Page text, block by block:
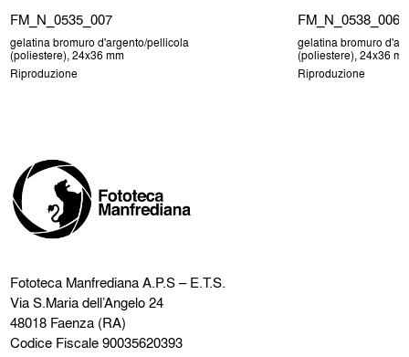
FM_N_0535_007
gelatina bromuro d'argento/pellicola
(poliestere), 24x36 mm
Riproduzione
FM_N_0538_006
gelatina bromuro
(poliestere), 24x36
Riproduzione
Fototeca ManfredianaA.P.S – E.T.S.
Via S.Maria dell’Angelo 24
48018 Faenza (RA)
Codice Fiscale 90035620393